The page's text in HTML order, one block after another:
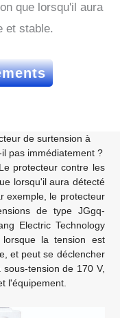
que lorsqu'il aura
et stable.
de surtension à
pas immédiatement ?
protecteur contre les
lorsqu'il aura détecté
exemple, le protecteur
de type JGgq-
Electric Technology
la tension est
et peut se déclencher
tension de 170 V,
l'équipement.